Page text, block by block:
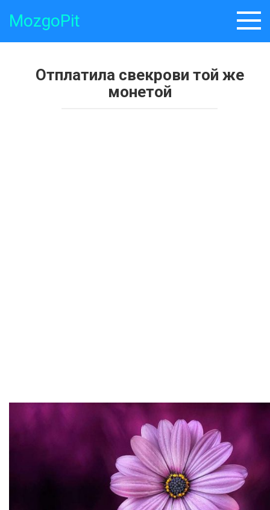
MozgoPit
Отплатила свекрови той же
монетой